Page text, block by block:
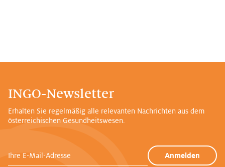
INGO-Newsletter
Erhalten Sie regelmäßig alle relevanten Nachrichten aus dem
österreichischen Gesundheitswesen.
Ihre E-Mail-Adresse
Anmelden